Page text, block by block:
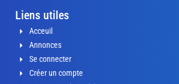
Liens utiles
Acceuil
Annonces
Se connecter
Créer un compte